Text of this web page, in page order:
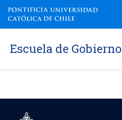
Escuela de Gobierno